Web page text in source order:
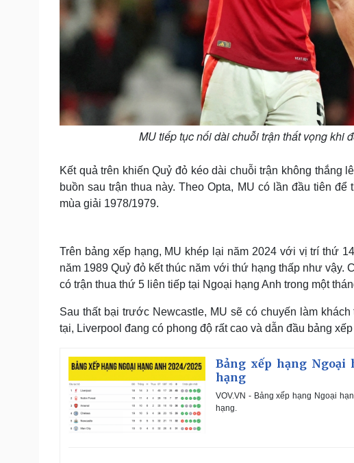
MU tiếp tục nối dài chuỗi trận thất vọng khi
Kết quả trên khiến Quỷ đỏ kéo dài chuỗi trận không thắng
buồn sau trận thua này. Theo Opta, MU có lần đầu tiên
mùa giải 1978/1979.
Trên bảng xếp hạng, MU khép lại năm 2024 với vị trí thứ
năm 1989 Quỷ đỏ kết thúc năm với thứ hạng thấp như
có trận thua thứ 5 liên tiếp tại Ngoại hạng Anh trong một
Sau thất bại trước Newcastle, MU sẽ có chuyến làm
tại, Liverpool đang có phong độ rất cao và dẫn đầu bảng
Bảng xếp hạng
hạng
VOV.VN - Bảng xếp hạng Ngoại
hạng.